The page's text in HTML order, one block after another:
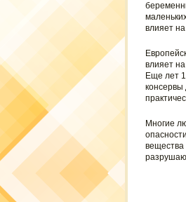
влияет
влияет
Еще лет
консервы
Многие
вещества